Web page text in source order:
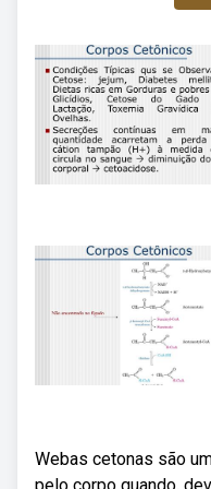
Webas cetonas são